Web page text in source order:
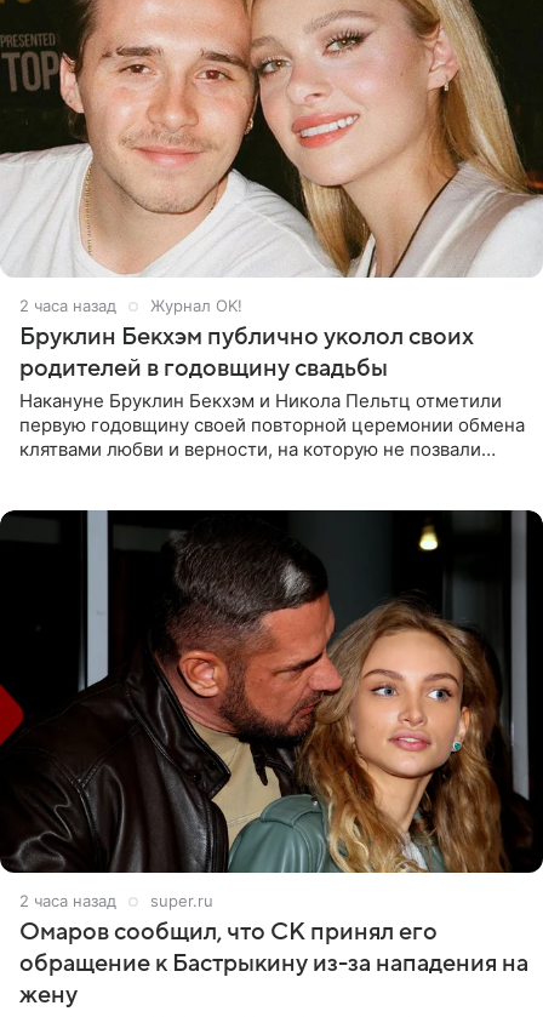
2 часа назад Журнал OK!
Бруклин Бекхэм публично уколол своих
родителей в годовщину свадьбы
Накануне Бруклин Бекхэм и Никола Пельтц отметили
первую годовщину своей повторной церемонии обмена
клятвами любви и верности, на которую не позвали
2 часа назад super.ru
Омаров сообщил, что СК принял его
обращение к Бастрыкину из-за нападения на
жену